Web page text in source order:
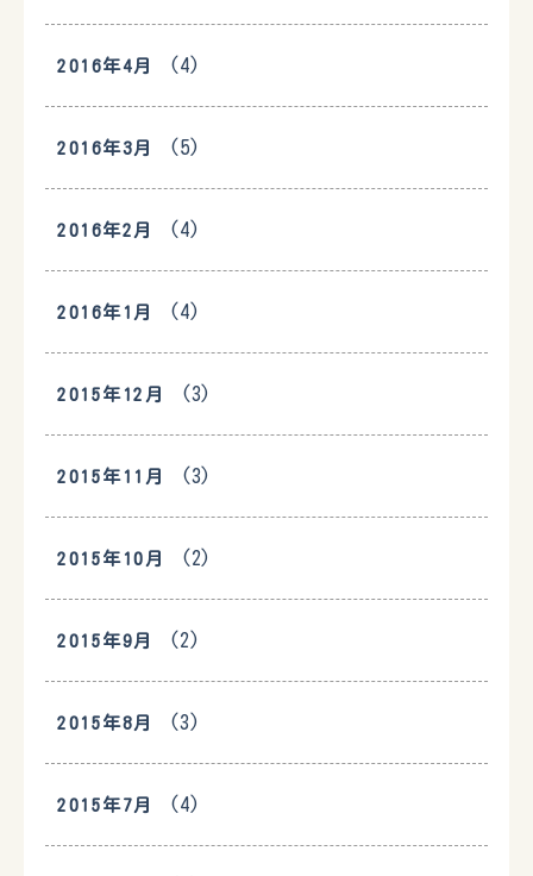
2016年4月 (4)
2016年3月 (5)
2016年2月 (4)
2016年1月 (4)
2015年12月 (3)
2015年11月 (3)
2015年10月 (2)
2015年9月 (2)
2015年8月 (3)
2015年7月 (4)